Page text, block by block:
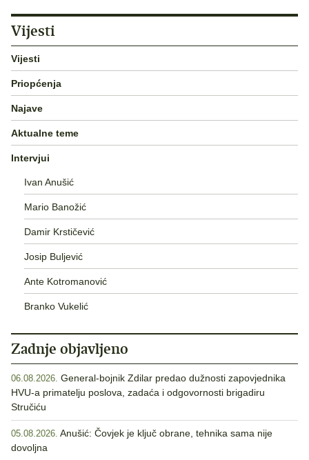
Vijesti
Vijesti
Priopćenja
Najave
Aktualne teme
Intervjui
Ivan Anušić
Mario Banožić
Damir Krstičević
Josip Buljević
Ante Kotromanović
Branko Vukelić
Zadnje objavljeno
06.08.2026. General-bojnik Zdilar predao dužnosti zapovjednika
HVU-a primatelju poslova, zadaća i odgovornosti brigadiru
Stručiću
05.08.2026. Anušić: Čovjek je ključ obrane, tehnika sama nije
dovoljna